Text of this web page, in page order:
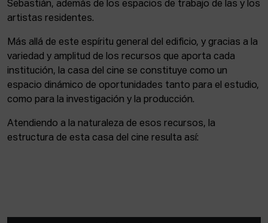
Sebastián, además de los espacios de trabajo de las y los
artistas residentes.
Más allá de este espíritu general del edificio, y gracias a la
variedad y amplitud de los recursos que aporta cada
institución, la casa del cine se constituye como un
espacio dinámico de oportunidades tanto para el estudio,
como para la investigación y la producción.
Atendiendo a la naturaleza de esos recursos, la
estructura de esta casa del cine resulta así: